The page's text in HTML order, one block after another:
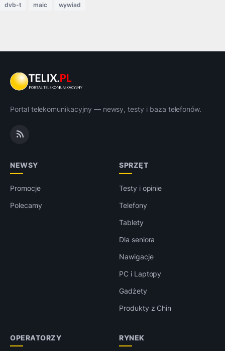
dvb-t maic wywiad
Portal telekomunikacyjny — newsy, testy i baza telefonów.
NEWSY
Promocje
Polecamy
SPRZĘT
Testy i opinie
Telefony
Tablety
Dla seniora
Nawigacje
PC i Laptopy
Gadżety
Produkty z Chin
OPERATORZY RYNEK